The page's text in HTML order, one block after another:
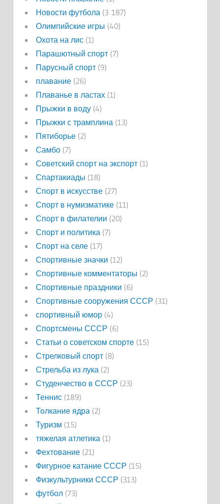
Новости футбола (3 187)
Олимпийские игры (40)
Охота на лис(1)
Парашютный спорт(7)
Парусный спорт(9)
плавание(26)
Плаванье в ластах(1)
Прыжки в воду(4)
Прыжки с трамплина (13)
Пятиборье(2)
Самбо(7)
Советский спорт на экспорт(1)
Спартакиады (18)
Спорт в искусстве(27)
Спорт в нумизматике(11)
Спорт в филателии (20)
Спорт и политика (7)
Спорт на селе(17)
Спортивные значки (12)
Спортивные комментаторы (2)
Спортивные праздники (6)
Спортивные сооружения СССР (31)
спортивный юмор(4)
Спортсмены СССР (6)
Статьи о советском спорте(15)
Стрелковый спорт(8)
Стрельба из лука (2)
Студенчество в СССР (23)
Теннис(189)
Толкание ядра (2)
Туризм (15)
тяжелая атлетика (1)
Фехтование(21)
Фигурное катание СССР (15)
Физкультурники СССР (313)
футбол(73)